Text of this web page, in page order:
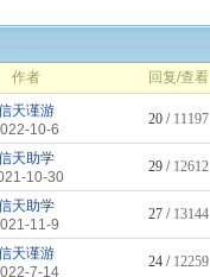
作者 回复/查看
天谨游
10-6
20 / 11197
天助学
10-30
29 / 12612
天助学
11-9
27 / 13144
天谨游
7-14
24 / 12259